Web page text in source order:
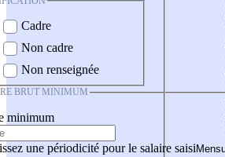
Cadre
Non cadre
Non renseignée
BRUT MINIMUM
minimum
une périodicité pour le salaire saisi